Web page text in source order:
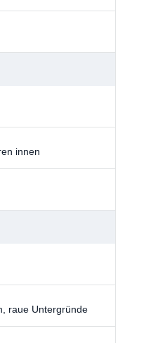
innen
raue Untergründe